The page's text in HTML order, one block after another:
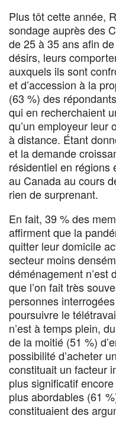
Plus tôt cette année,
sondage auprès des
de 25 à 35 ans afin
désirs, leurs
auxquels ils sont
et d’accession à la
(63 %) des
qui en recherchaient
qu’un employeur leur
à distance. Étant
et la demande
résidentiel en régions
au Canada au cours
rien de surprenant.
En fait, 39 % des
affirment que la
quitter leur domicile
secteur moins
déménagement n’est
que l’on fait très
personnes
poursuivre le
n’est à temps plein,
de la moitié (51 %)
possibilité d’acheter
constituait un facteur
plus significatif
plus abordables (61
constituaient des